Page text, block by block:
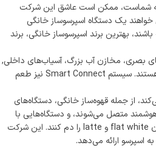
شماست، ممکن است عاشق این شرکت
یک دستگاه اسپرسوساز خانگی
بهترین برند اسپرسوساز خانگی، برند
بصری، مخازن آب بزرگ، آسیاب‌های داخلی,
قابلیت G3 برای افزایش عطر و … هستند. سیستم Smart Connect نیز طعم
از جمله قهوه‌ساز خانگی، دستگاه‌های
متصل می‌شوند، و دستگاه‌هایی با
ظرفیت تجاری که می‌توانند هم‌زمان flat white و latte را دم کنند. این شرکت
اسپرسو ارائه می‌دهد.